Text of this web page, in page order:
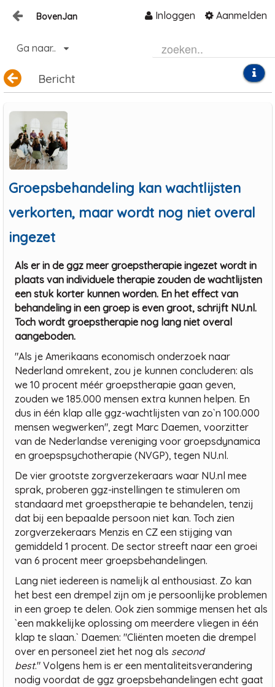
Inloggen Aanmelden
BovenJan
Home
Zoeken
Ga naar..
Bericht
Groepsbehandeling kan wachtlijsten
verkorten, maar wordt nog niet overal
ingezet
Als er in de ggz meer groepstherapie ingezet wordt in
plaats van individuele therapie zouden de wachtlijsten
een stuk korter kunnen worden. En het effect van
behandeling in een groep is even groot, schrijft NU.nl.
Toch wordt groepstherapie nog lang niet overal
aangeboden.
"Als je Amerikaans economisch onderzoek naar
Nederland omrekent, zou je kunnen concluderen: als
we 10 procent méér groepstherapie gaan geven,
zouden we 185.000 mensen extra kunnen helpen. En
dus in één klap alle ggz-wachtlijsten van zo`n 100.000
mensen wegwerken", zegt Marc Daemen, voorzitter
van de Nederlandse vereniging voor groepsdynamica
en groepspsychotherapie (NVGP), tegen NU.nl.
De vier grootste zorgverzekeraars waar NU.nl mee
sprak, proberen ggz-instellingen te stimuleren om
standaard met groepstherapie te behandelen, tenzij
dat bij een bepaalde persoon niet kan. Toch zien
zorgverzekeraars Menzis en CZ een stijging van
gemiddeld 1 procent. De sector streeft naar een groei
van 6 procent meer groepsbehandelingen.
Lang niet iedereen is namelijk al enthousiast. Zo kan
het best een drempel zijn om je persoonlijke problemen
in een groep te delen. Ook zien sommige mensen het als
`een makkelijke oplossing om meerdere vliegen in één
klap te slaan.` Daemen: "Cliënten moeten die drempel
over en personeel ziet het nog als second
best." Volgens hem is er een mentaliteitsverandering
nodig voordat de ggz groepsbehandelingen echt gaat